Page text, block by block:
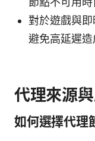
對於遊戲與即
避免高延遲造
代理來源
如何選擇代理